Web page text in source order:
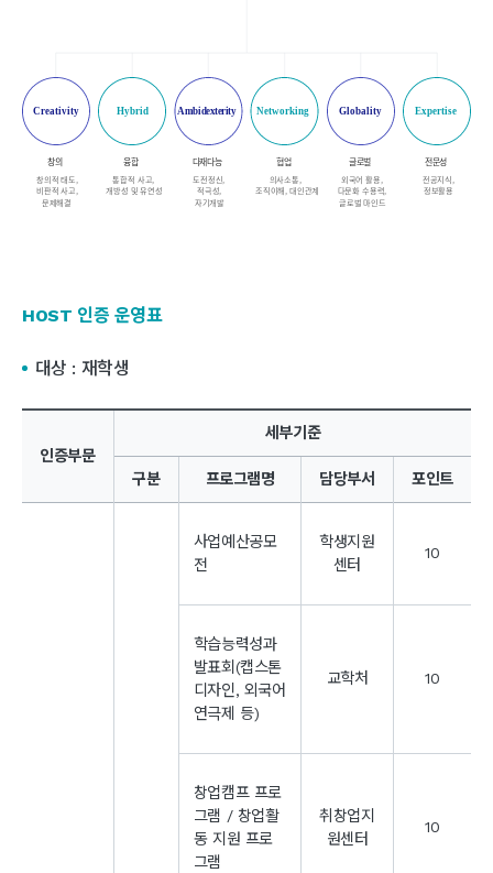
HOST 인증 운영표
대상 : 재학생
인증부문
세부기준
구분 프로그램명 담당부서 포인트
사업예산공모
전
학생지원
센터
10
학습능력성과
발표회(캡스톤
디자인, 외국어
연극제 등)
교학처 10
창업캠프 프로
그램 / 창업활
동 지원 프로
그램
취창업지
원센터
10